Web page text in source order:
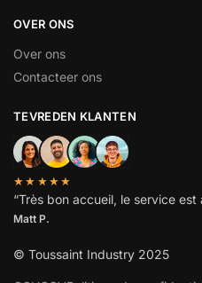
OVER ONS
Over ons
Contacteer ons
TEVREDEN KLANTEN
★★★★★
“Très bon accueil, le service est
Matt P.
© Toussaint Industry 2025